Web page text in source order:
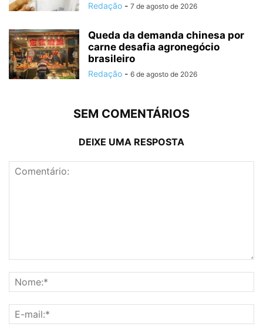
Redação - 7 de agosto de 2026
Queda da demanda chinesa por
carne desafia agronegócio
brasileiro
Redação - 6 de agosto de 2026
SEM COMENTÁRIOS
DEIXE UMA RESPOSTA